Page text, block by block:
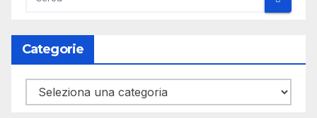
Categorie
Categorie